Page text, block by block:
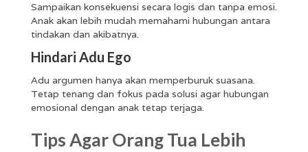
Sampaikan konsekuensi secara logis dan tanpa emosi.
Anak akan lebih mudah memahami hubungan antara
tindakan dan akibatnya.
Hindari Adu Ego
Adu argumen hanya akan memperburuk suasana.
Tetap tenang dan fokus pada solusi agar hubungan
emosional dengan anak tetap terjaga.
Tips Agar Orang Tua Lebih